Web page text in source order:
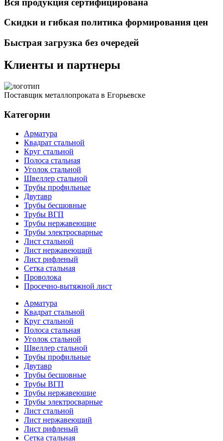
Скидки и гибкая политика формирования цен
Быстрая загрузка без очередей
Клиенты и партнеры
Поставщик металлопроката в Егорьевске
Категории
Арматура
Квадрат стальной
Круг стальной
Полоса стальная
Уголок стальной
Швеллер стальной
Трубы профильные
Двутавр
Трубы бесшовные
Трубы ВГП
Трубы нержавеющие
Трубы электросварные
Лист стальной
Лист нержавеющий
Лист рифленый
Сетка стальная
Проволока
Просечно-вытяжной лист
Арматура
Квадрат стальной
Круг стальной
Полоса стальная
Уголок стальной
Швеллер стальной
Трубы профильные
Двутавр
Трубы бесшовные
Трубы ВГП
Трубы нержавеющие
Трубы электросварные
Лист стальной
Лист нержавеющий
Лист рифленый
Сетка стальная